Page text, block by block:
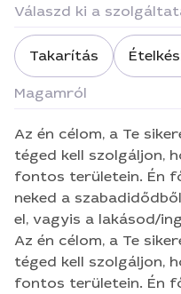
Válaszd ki a
Takarítás
Magamról
Az én célom, a Te
téged kell szolgáljon,
fontos területein. Én
neked a
el, vagyis a lakásod/
gondolsz, melyikünk
takarításról van szó?
Az én célom, a Te
téged kell szolgáljon,
fontos területein. Én